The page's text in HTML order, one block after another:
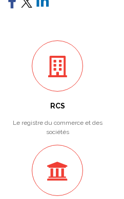
RCS
Le registre du commerce et des
sociétés